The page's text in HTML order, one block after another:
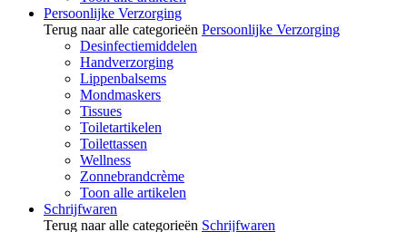
Persoonlijke Verzorging
Terug naar alle categorieën Persoonlijke Verzorging
Desinfectiemiddelen
Handverzorging
Lippenbalsems
Mondmaskers
Tissues
Toiletartikelen
Toilettassen
Wellness
Zonnebrandcrème
Toon alle artikelen
Schrijfwaren
Terug naar alle categorieën Schrijfwaren